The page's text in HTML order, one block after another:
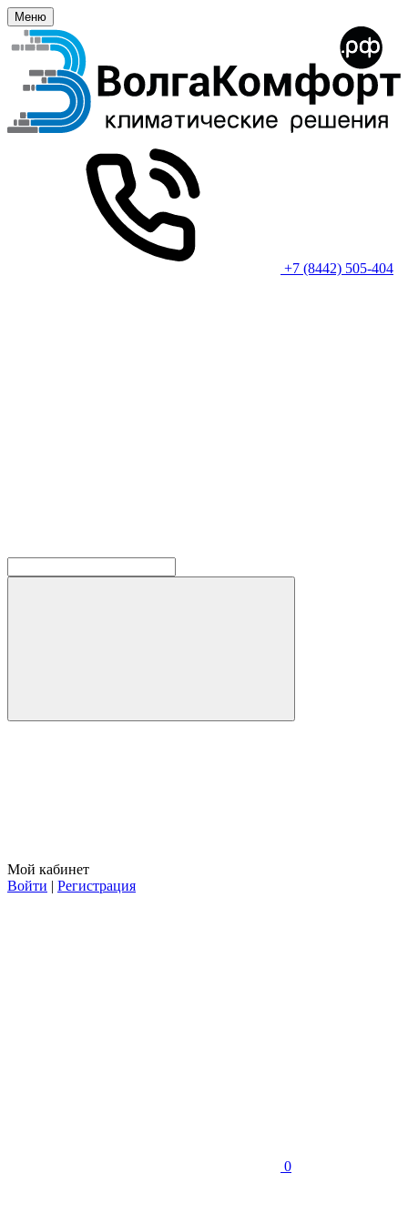
Меню
+7 (8442) 505-404
Мой кабинет
Войти | Регистрация
0